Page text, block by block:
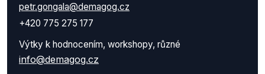
petr.gongala@demagog.cz
+420 775 275 177
Výtky k hodnocením, workshopy, různé
info@demagog.cz